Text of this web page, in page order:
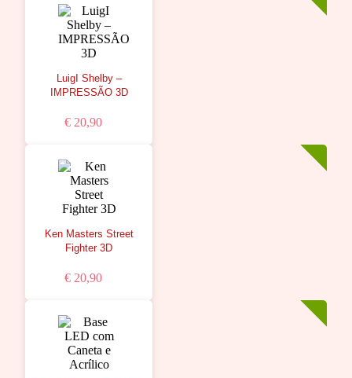
LuigI Shelby –
IMPRESSÃO 3D
€ 20,90
Ken Masters Street
Fighter 3D
€ 20,90